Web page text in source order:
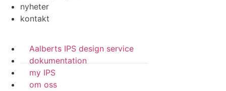
nyheter
kontakt
Aalberts IPS design service
dokumentation
my IPS
om oss